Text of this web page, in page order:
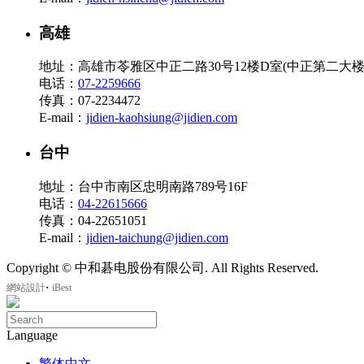
高雄
地址：高雄市苓雅区中正二路30号12楼D室(中正第二大
电话： 07-2259666
传真：07-2234472
E-mail： jidien-kaohsiung@jidien.com
台中
地址：台中市南区忠明南路789号16F
电话： 04-22615666
传真：04-22651051
E-mail： jidien-taichung@jidien.com
Copyright © 中和碁电股份有限公司. All Rights Reserved.
網站設計‧ iBest
Language